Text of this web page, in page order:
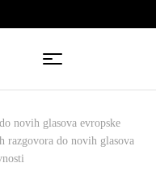
novih glasova evropske
razgovora do novih glasova